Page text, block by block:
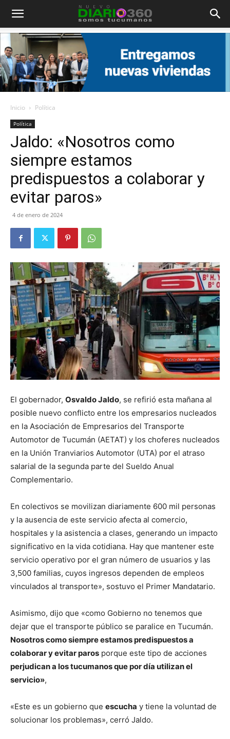
Diario
360
Inicio Política
Política
Jaldo: «Nosotros como
siempre estamos
predispuestos a colaborar y
evitar paros»
4 de enero de 2024
El gobernador, Osvaldo Jaldo, se refirió esta mañana al
posible nuevo conflicto entre los empresarios nucleados
en la Asociación de Empresarios del Transporte
Automotor de Tucumán (AETAT) y los choferes nucleados
en la Unión Tranviarios Automotor (UTA) por el atraso
salarial de la segunda parte del Sueldo Anual
Complementario.
En colectivos se movilizan diariamente 600 mil personas
y la ausencia de este servicio afecta al comercio,
hospitales y la asistencia a clases, generando un impacto
significativo en la vida cotidiana. Hay que mantener este
servicio operativo por el gran número de usuarios y las
3,500 familias, cuyos ingresos dependen de empleos
vinculados al transporte», sostuvo el Primer Mandatario.
Asimismo, dijo que «como Gobierno no tenemos que
dejar que el transporte público se paralice en Tucumán.
Nosotros como siempre estamos predispuestos a
colaborar y evitar paros porque este tipo de acciones
perjudican a los tucumanos que por día utilizan el
servicio»,
«Este es un gobierno que escucha y tiene la voluntad de
solucionar los problemas», cerró Jaldo.